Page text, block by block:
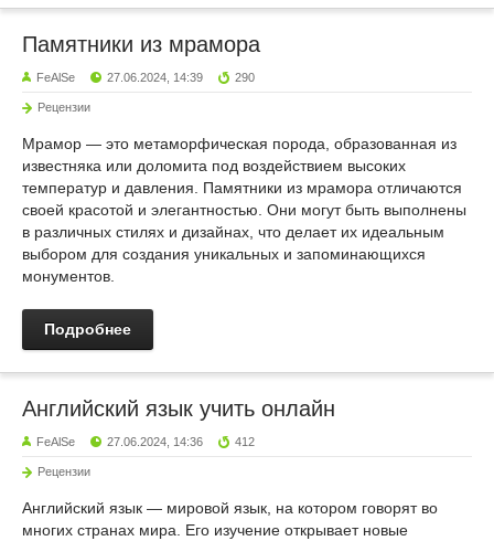
Памятники из мрамора
FeAlSe 27.06.2024, 14:39 290
Рецензии
Мрамор — это метаморфическая порода, образованная из
известняка или доломита под воздействием высоких
температур и давления. Памятники из мрамора отличаются
своей красотой и элегантностью. Они могут быть выполнены
в различных стилях и дизайнах, что делает их идеальным
выбором для создания уникальных и запоминающихся
монументов.
Подробнее
Английский язык учить онлайн
FeAlSe 27.06.2024, 14:36 412
Рецензии
Английский язык — мировой язык, на котором говорят во
многих странах мира. Его изучение открывает новые